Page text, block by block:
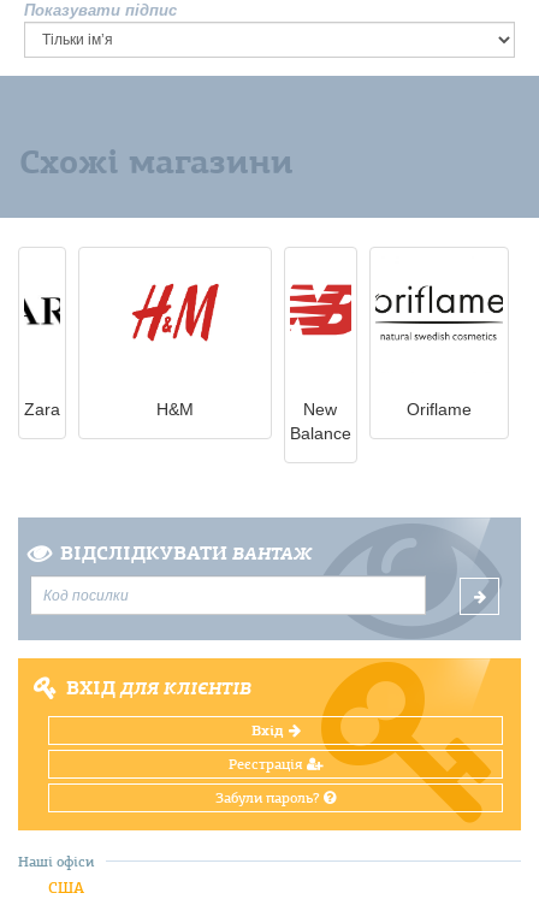
Показувати підпис
Схожі магазини
Zara H&M
New
Balance
Oriflame
ВІДСЛІДКУВАТИ ВАНТАЖ
ВХІДДЛЯ КЛІЄНТІВ
Вхід
Реєстрація
Забули пароль?
Наші офіси
США